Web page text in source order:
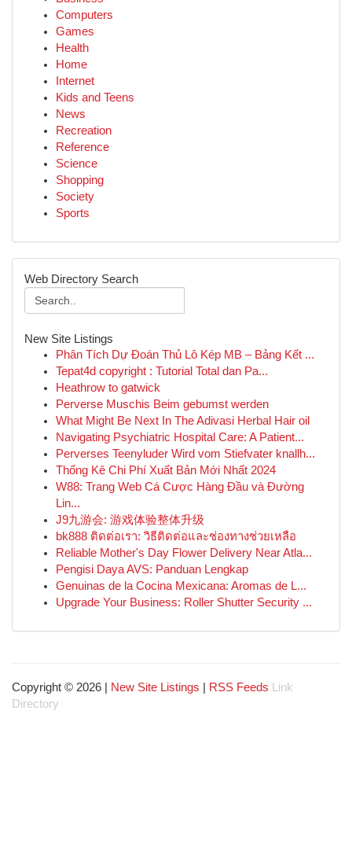
Computers
Games
Health
Home
Internet
Kids and Teens
News
Recreation
Reference
Science
Shopping
Society
Sports
Web Directory Search
New Site Listings
Phân Tích Dự Đoán Thủ Lô Kép MB – Bảng Kết ...
Tepat4d copyright : Tutorial Total dan Pa...
Heathrow to gatwick
Perverse Muschis Beim gebumst werden
What Might Be Next In The Adivasi Herbal Hair oil
Navigating Psychiatric Hospital Care: A Patient...
Perverses Teenyluder Wird vom Stiefvater knallh...
Thống Kê Chi Phí Xuất Bản Mới Nhất 2024
W88: Trang Web Cá Cược Hàng Đầu và Đường
Lin...
J9九游会: 游戏体验整体升级
bk888 ติดต่อเรา: วิธีติดต่อและช่องทางช่วยเหลือ
Reliable Mother's Day Flower Delivery Near Atla...
Pengisi Daya AVS: Panduan Lengkap
Genuinas de la Cocina Mexicana: Aromas de L...
Upgrade Your Business: Roller Shutter Security ...
Copyright © 2026 | New Site Listings RSS Feeds
Link
Directory